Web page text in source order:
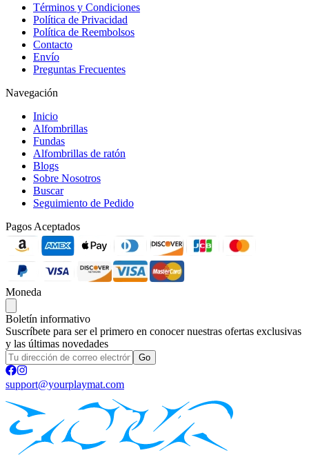
Términos y Condiciones
Política de Privacidad
Política de Reembolsos
Contacto
Envío
Preguntas Frecuentes
Navegación
Inicio
Alfombrillas
Fundas
Alfombrillas de ratón
Blogs
Sobre Nosotros
Buscar
Seguimiento de Pedido
Pagos Aceptados
Moneda
Boletín informativo
Suscríbete para ser el primero en conocer nuestras ofertas exclusivas
y las últimas novedades
Go
support@yourplaymat.com